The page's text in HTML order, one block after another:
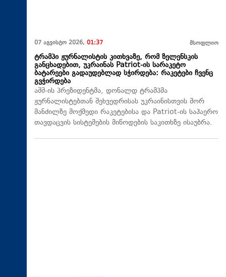
07 აგვისტო 2026, 01:37 მსოფლიო
ტრამპი ჟურნალისტის კითხვაზე, რომ ზელენსკის
განცხადებით, უკრაინას Patriot-ის სარაკეტო
ბატარეები გადაუდებლად სჭირდება: რაკეტები ჩვენც
გვჭირდება
აშშ-ის პრეზიდენტმა, დონალდ ტრამპმა
ჟურნალისტებთან შეხვედრისას უკრაინისთვის შორ
მანძილზე მოქმედი რაკეტებისა და Patriot-ის საჰაერო
თავდაცვის სისტემების მიწოდების საკითხზე ისაუბრა.